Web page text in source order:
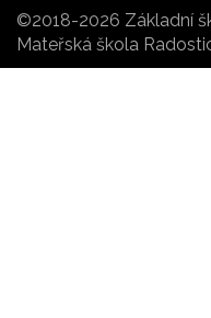
©2018-2026 Základní
Mateřská škola